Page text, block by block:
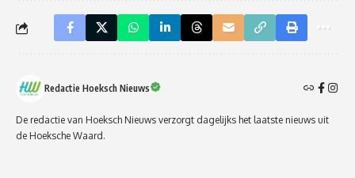
Redactie Hoeksch Nieuws
De redactie van Hoeksch Nieuws verzorgt dagelijks het laatste nieuws uit
de Hoeksche Waard.